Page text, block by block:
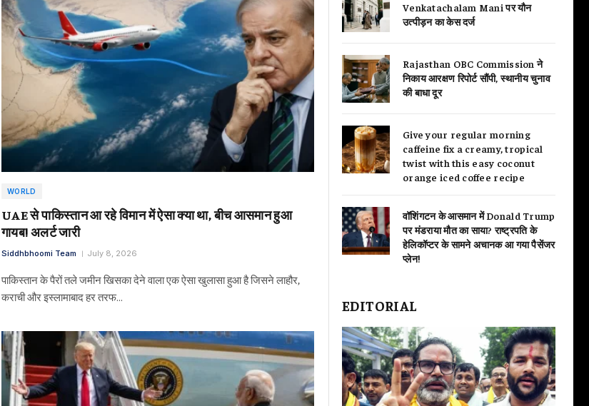
WORLD
UAE से पाकिस्तान आ रहे विमान में ऐसा क्या था, बीच आसमान हुआ
गायब! अलर्ट जारी
Siddhbhoomi Team July 8, 2026
पाकिस्तान के पैरों तले जमीन खिसका देने वाला एक ऐसा खुलासा हुआ है जिसने लाहौर,
कराची और इस्लामाबाद हर तरफ…
Venkatachalam Mani पर यौन
उत्पीड़न का केस दर्ज
Rajasthan OBC Commission ने
निकाय आरक्षण रिपोर्ट सौंपी, स्थानीय चुनाव
की बाधा दूर
Give your regular morning
caffeine fix a creamy, tropical
twist with this easy coconut
orange iced coffee recipe
वॉशिंगटन के आसमान में Donald Trump
पर मंडराया मौत का साया? राष्ट्रपति के
हेलिकॉप्टर के सामने अचानक आ गया पैसेंजर
प्लेन!
EDITORIAL